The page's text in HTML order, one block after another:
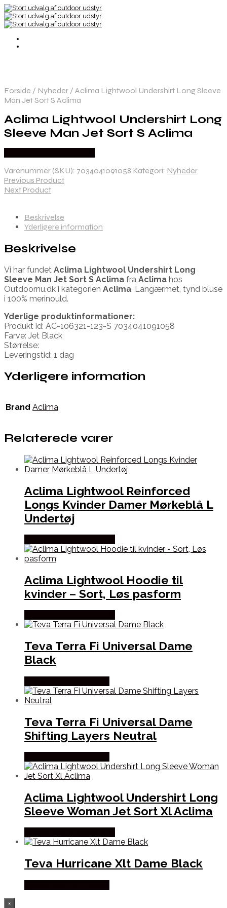
Forside / Nyheder / Aclima Lightwool Undershirt Long Sleeve
Man Jet Sort S Aclima
Aclima Lightwool Undershirt Long
Sleeve Man Jet Sort S Aclima
Varenummer (SKU): 7034041091058 Kategori: Nyheder
Previous Product
Next Product
Beskrivelse
Yderligere information
Beskrivelse
Vi har fundet Aclima Lightwool Undershirt Long
Sleeve Man Jet Sort S Aclima fra Aclima hos
Outdoornu.dk i kategorien Aclima. Langærmet, tynd bluse
i 100% merinould.
Yderlige produktinformationer:
Produkt id: AC-106321-123-S 7034041091058
Farve: Jet Black
Størrelse:
Leveringstid: 1 dag
Yderligere information
Brand Aclima
Relaterede varer
Aclima Lightwool Reinforced
Longs Kvinder Damer Mørkeblå L
Undertøj
Aclima Lightwool Hoodie til
kvinder – Sort, Løs pasform
Teva Terra Fi Universal Dame
Black
Teva Terra Fi Universal Dame
Shifting Layers Neutral
Aclima Lightwool Undershirt Long
Sleeve Woman Jet Sort Xl Aclima
Teva Hurricane Xlt Dame Black
×